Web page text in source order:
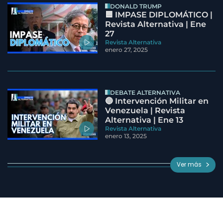
DONALD TRUMP
🟦 IMPASE DIPLOMÁTICO |
Revista Alternativa | Ene
27
Revista Alternativa
enero 27, 2025
DEBATE ALTERNATIVA
🔵 Intervención Militar en
Venezuela | Revista
Alternativa | Ene 13
Revista Alternativa
enero 13, 2025
Ver más